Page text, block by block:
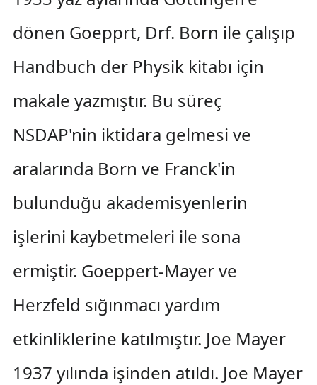
dönen Goepprt, Drf. Born ile çalışıp
Handbuch der Physik kitabı için
makale yazmıştır. Bu süreç
NSDAP'nin iktidara gelmesi ve
aralarında Born ve Franck'in
bulunduğu akademisyenlerin
işlerini kaybetmeleri ile sona
ermiştir. Goeppert-Mayer ve
Herzfeld sığınmacı yardım
etkinliklerine katılmıştır. Joe Mayer
1937 yılında işinden atıldı. Joe Mayer